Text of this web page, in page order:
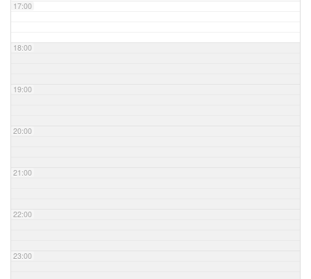
17:00
18:00
19:00
20:00
21:00
22:00
23:00